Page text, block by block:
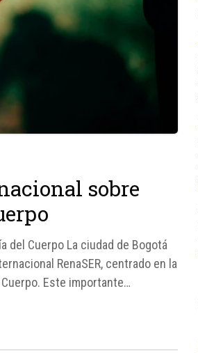
sobre
del Cuerpo La ciudad de Bogotá
RenaSER, centrado en la
Este importante